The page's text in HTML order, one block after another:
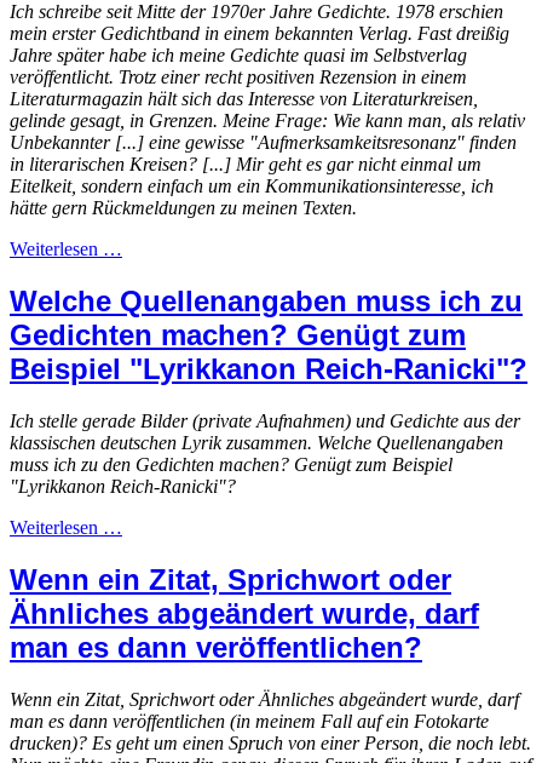
Ich schreibe seit Mitte der 1970er Jahre Gedichte. 1978 erschien
mein erster Gedichtband in einem bekannten Verlag. Fast dreißig
Jahre später habe ich meine Gedichte quasi im Selbstverlag
veröffentlicht. Trotz einer recht positiven Rezension in einem
Literaturmagazin hält sich das Interesse von Literaturkreisen,
gelinde gesagt, in Grenzen. Meine Frage: Wie kann man, als relativ
Unbekannter [...] eine gewisse "Aufmerksamkeitsresonanz" finden
in literarischen Kreisen? [...] Mir geht es gar nicht einmal um
Eitelkeit, sondern einfach um ein Kommunikationsinteresse, ich
hätte gern Rückmeldungen zu meinen Texten.
Weiterlesen …
Welche Quellenangaben muss ich zu
Gedichten machen? Genügt zum
Beispiel "Lyrikkanon Reich-Ranicki"?
Ich stelle gerade Bilder (private Aufnahmen) und Gedichte aus der
klassischen deutschen Lyrik zusammen. Welche Quellenangaben
muss ich zu den Gedichten machen? Genügt zum Beispiel
"Lyrikkanon Reich-Ranicki"?
Weiterlesen …
Wenn ein Zitat, Sprichwort oder
Ähnliches abgeändert wurde, darf
man es dann veröffentlichen?
Wenn ein Zitat, Sprichwort oder Ähnliches abgeändert wurde, darf
man es dann veröffentlichen (in meinem Fall auf ein Fotokarte
drucken)? Es geht um einen Spruch von einer Person, die noch lebt.